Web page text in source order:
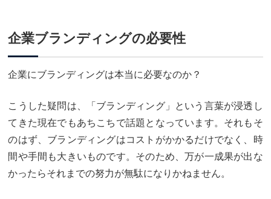
企業ブランディングの必要性
企業にブランディングは本当に必要なのか？
こうした疑問は、「ブランディング」という言葉が浸透し
てきた現在でもあちこちで話題となっています。それもそ
のはず、ブランディングはコストがかかるだけでなく、時
間や手間も大きいものです。そのため、万が一成果が出な
かったらそれまでの努力が無駄になりかねません。